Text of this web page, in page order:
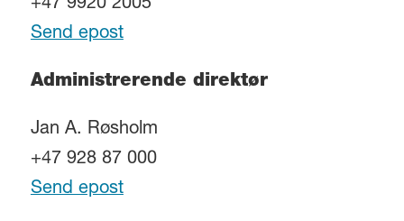
+47 9920 2005
Send epost
Administrerende direktør
Jan A. Røsholm
+47 928 87 000
Send epost